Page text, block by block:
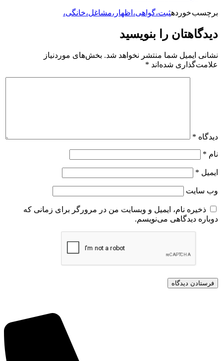
برچسب خوردهثبت،گواهی،اظهار،مشاغل،خانگی،
دیدگاهتان را بنویسید
نشانی ایمیل شما منتشر نخواهد شد. بخش‌های موردنیاز
علامت‌گذاری شده‌اند *
دیدگاه *
نام *
ایمیل *
وب‌ سایت
ذخیره نام، ایمیل و وبسایت من در مرورگر برای زمانی که
دوباره دیدگاهی می‌نویسم.